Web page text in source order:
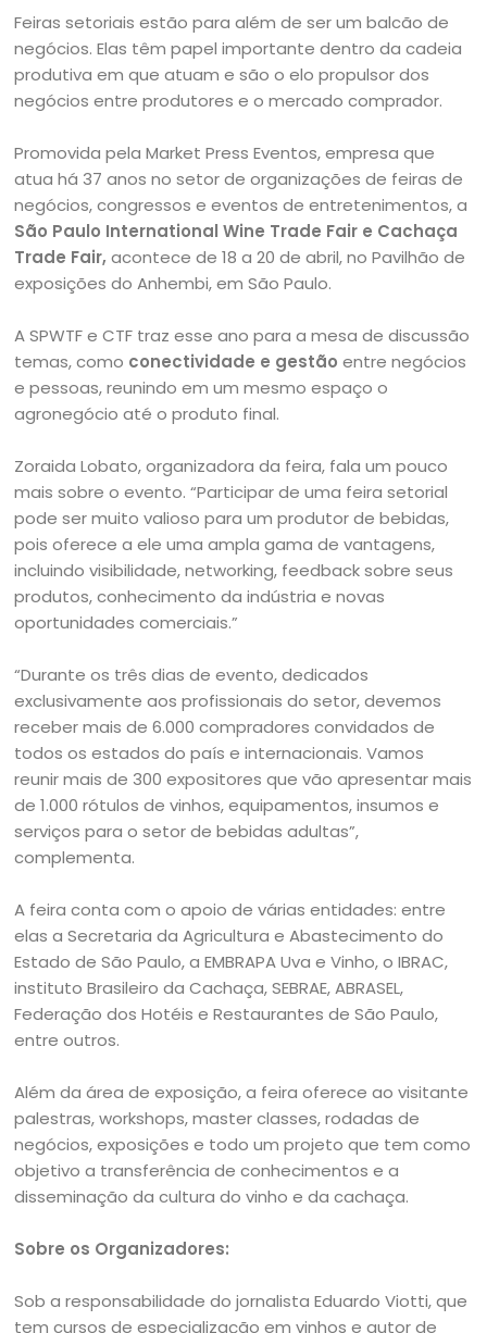
Feiras setoriais estão para além de ser um balcão de
negócios. Elas têm papel importante dentro da cadeia
produtiva em que atuam e são o elo propulsor dos
negócios entre produtores e o mercado comprador.
Promovida pela Market Press Eventos, empresa que
atua há 37 anos no setor de organizações de feiras de
negócios, congressos e eventos de entretenimentos, a
São Paulo International Wine Trade Fair e Cachaça
Trade Fair,acontece de 18 a 20 de abril, no Pavilhão de
exposições do Anhembi, em São Paulo.
A SPWTF e CTF traz esse ano para a mesa de discussão
temas, como conectividade e gestãoentre negócios
e pessoas, reunindo em um mesmo espaço o
agronegócio até o produto final.
Zoraida Lobato, organizadora da feira, fala um pouco
mais sobre o evento. “Participar de uma feira setorial
pode ser muito valioso para um produtor de bebidas,
pois oferece a ele uma ampla gama de vantagens,
incluindo visibilidade, networking, feedback sobre seus
produtos, conhecimento da indústria e novas
oportunidades comerciais.”
“Durante os três dias de evento, dedicados
exclusivamente aos profissionais do setor, devemos
receber mais de 6.000 compradores convidados de
todos os estados do país e internacionais. Vamos
reunir mais de 300 expositores que vão apresentar mais
de 1.000 rótulos de vinhos, equipamentos, insumos e
serviços para o setor de bebidas adultas”,
complementa.
A feira conta com o apoio de várias entidades: entre
elas a Secretaria da Agricultura e Abastecimento do
Estado de São Paulo, a EMBRAPA Uva e Vinho, o IBRAC,
instituto Brasileiro da Cachaça, SEBRAE, ABRASEL,
Federação dos Hotéis e Restaurantes de São Paulo,
entre outros.
Além da área de exposição, a feira oferece ao visitante
palestras, workshops, master classes, rodadas de
negócios, exposições e todo um projeto que tem como
objetivo a transferência de conhecimentos e a
disseminação da cultura do vinho e da cachaça.
Sobre os Organizadores:
Sob a responsabilidade do jornalista Eduardo Viotti, que
tem cursos de especialização em vinhos e autor de